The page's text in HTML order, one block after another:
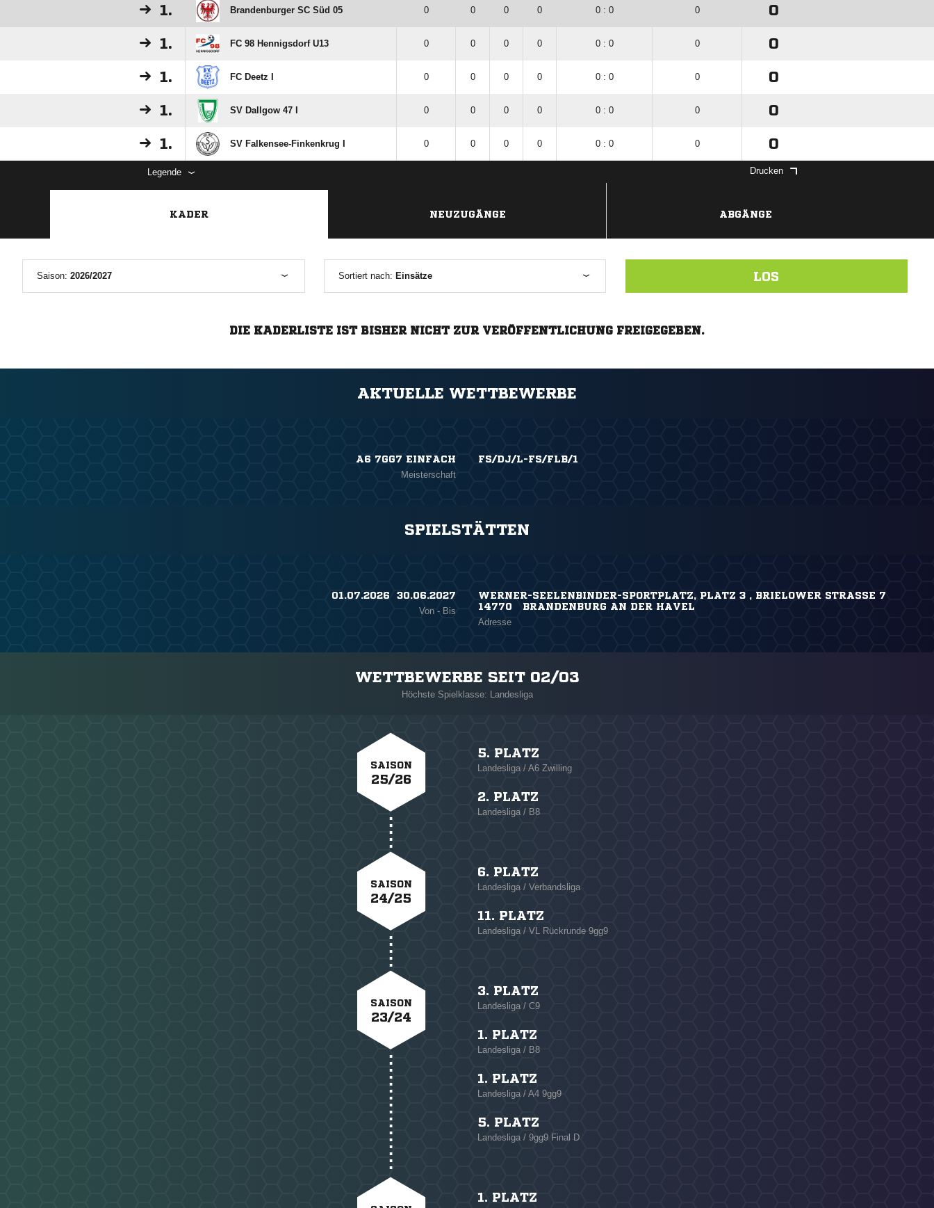
1. Brandenburger SC Süd 05 0 0 0 0 0 : 0 0 0
1. FC 98 Hennigsdorf U13 0 0 0 0 0 : 0 0 0
1. FC Deetz I 0 0 0 0 0 : 0 0 0
1. SV Dallgow 47 I 0 0 0 0 0 : 0 0 0
1. SV Falkensee-Finkenkrug I 0 0 0 0 0 : 0 0 0
Legende Drucken
KADER NEUZUGÄNGE ABGÄNGE
Saison: 2026/2027 Sortiert nach: Einsätze LOS
DIE KADERLISTE IST BISHER NICHT ZUR VERÖFFENTLICHUNG FREIGEGEBEN.
AKTUELLE WETTBEWERBE
A6 7GG7 EINFACH
Meisterschaft
FS/DJ/L-FS/FLB/1
SPIELSTÄTTEN
01.07.2026 ​ 30.06.2027
Von - Bis
WERNER-SEELENBINDER-SPORTPLATZ, PLATZ 3 , BRIELOWER STRASSE 7
14770 BRANDENBURG AN DER HAVEL
Adresse
WETTBEWERBE SEIT 02/03
Höchste Spielklasse: Landesliga
SAISON
25/26
5. PLATZ
Landesliga / A6 Zwilling
2. PLATZ
Landesliga / B8
SAISON
24/25
6. PLATZ
Landesliga / Verbandsliga
11. PLATZ
Landesliga / VL Rückrunde 9gg9
SAISON
23/24
3. PLATZ
Landesliga / C9
1. PLATZ
Landesliga / B8
1. PLATZ
Landesliga / A4 9gg9
5. PLATZ
Landesliga / 9gg9 Final D
1. PLATZ